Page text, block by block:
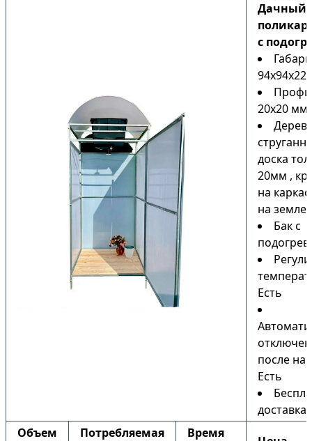
Дачный
с
20х20 мм
доска
20мм ,
на
на земле)
Бак с
Есть
после
Есть
доставка
Объем
Потребляемая Время